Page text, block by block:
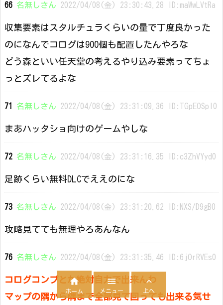
66 名無しさん 2022/04/08(金) 23:30:43.28 ID:maWwLVtRa
収集要素はスタルチュラくらいの量で丁度良かった
のになんでコログは900個も配置したんやろな
どう森といい任天堂の考えるやり込み要素ってちょ
っとズレてるよな
71 名無しさん 2022/04/08(金) 23:31:09.36 ID:TGpEOSpl0
まあハッタショ向けのゲームやしな
72 名無しさん 2022/04/08(金) 23:31:16.35 ID:c3ZhVYyd0
足跡くらい無料DLCでええのにな
73 名無しさん 2022/04/08(金) 23:31:20.62 ID:NXS/D9gB0
攻略見てても無理やろあんなん
76 名無しさん 2022/04/08(金) 23:31:35.46 ID:6jOrRVEs0
コログコンプとか絶対自力で出来んわ
マップの隅から隅まで全部見て回っても出来る気せ

ホーム

メニュー

上へ